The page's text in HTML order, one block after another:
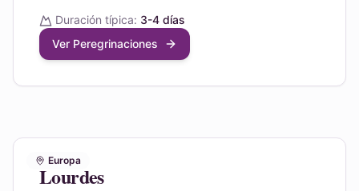
Duración típica: 3-4 días
Ver Peregrinaciones
Europa
Lourdes